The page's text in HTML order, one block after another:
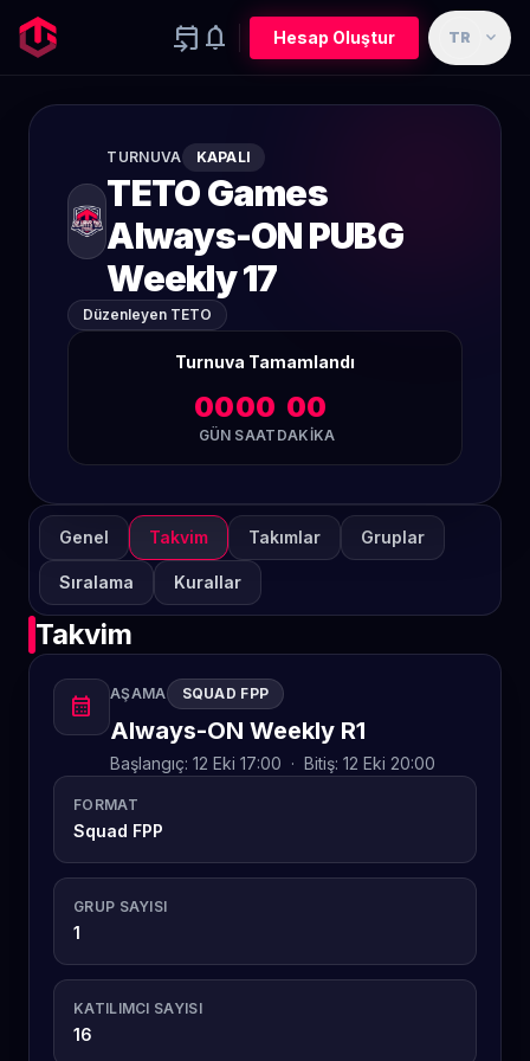
event_upcoming notifications Hesap Oluştur TR expand_more
TURNUVA KAPALI
TETO Games
Always-ON PUBG
Weekly 17
Düzenleyen TETO
Turnuva Tamamlandı
00
GÜN
00
SAAT
00
DAKIKA
Genel Takvim Takımlar Gruplar
Sıralama Kurallar
Takvim
calendar_month AŞAMA SQUAD FPP
Always-ON Weekly R1
Başlangıç: 12 Eki 17:00 · Bitiş: 12 Eki 20:00
FORMAT
Squad FPP
GRUP SAYISI
1
KATILIMCI SAYISI
16